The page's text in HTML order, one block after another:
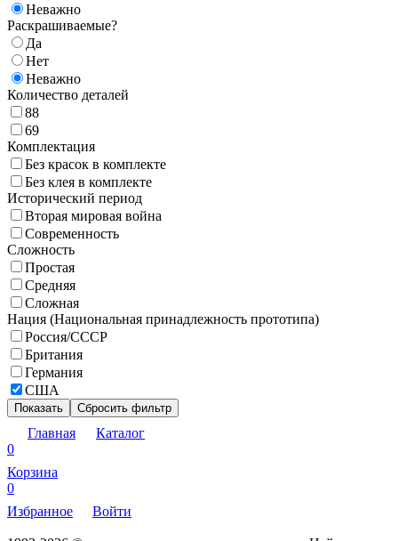
Неважно
Раскрашиваемые?
Да
Нет
Неважно
Количество деталей
88
69
Комплектация
Без красок в комплекте
Без клея в комплекте
Исторический период
Вторая мировая война
Современность
Сложность
Простая
Средняя
Сложная
Нация (Национальная принадлежность прототипа)
Россия/СССР
Британия
Германия
США
Показать Сбросить фильтр
Главная
Каталог
0
Корзина
0
Избранное
Войти